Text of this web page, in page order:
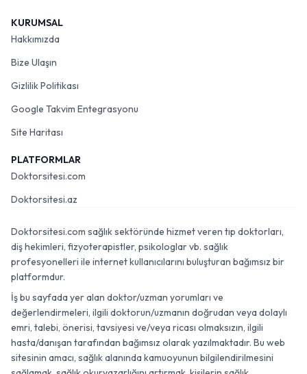
KURUMSAL
Hakkımızda
Bize Ulaşın
Gizlilik Politikası
Google Takvim Entegrasyonu
Site Haritası
PLATFORMLAR
Doktorsitesi.com
Doktorsitesi.az
Doktorsitesi.com sağlık sektöründe hizmet veren tıp doktorları,
diş hekimleri, fizyoterapistler, psikologlar vb. sağlık
profesyonelleri ile internet kullanıcılarını buluşturan bağımsız bir
platformdur.
İş bu sayfada yer alan doktor/uzman yorumları ve
değerlendirmeleri, ilgili doktorun/uzmanın doğrudan veya dolaylı
emri, talebi, önerisi, tavsiyesi ve/veya ricası olmaksızın, ilgili
hasta/danışan tarafından bağımsız olarak yazılmaktadır. Bu web
sitesinin amacı, sağlık alanında kamuoyunun bilgilendirilmesini